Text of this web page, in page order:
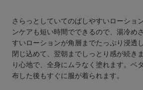
さらっとしていてのばしやすいローショ
ンケアも短い時間でできるので、湯冷め
すいローションが角層までたっぷり浸透
閉じ込めて、翌朝までしっとり感が続き
り心地で、全身にムラなく塗れます。ベ
布した後もすぐに服が着られます。